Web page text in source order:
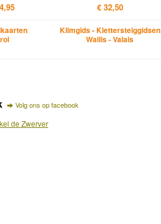
€ 32,50
Klimgids - Klettersteiggidsen
Wallis - Valais
Volg ons op facebook
de Zwerver